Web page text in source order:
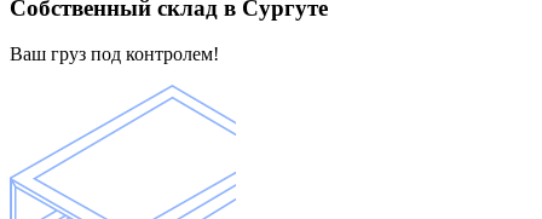
Собственный склад в Сургуте
Ваш груз под контролем!